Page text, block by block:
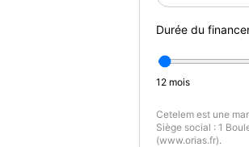
Durée du
12 mois
Cetelem est une
Siège social : 1
(www.orias.fr).